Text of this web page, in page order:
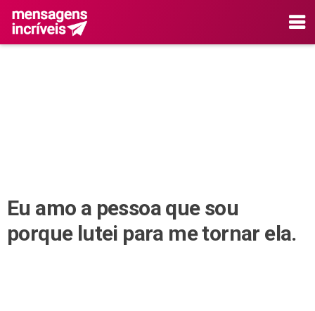
Eu amo a pessoa que sou
porque lutei para me tornar ela.